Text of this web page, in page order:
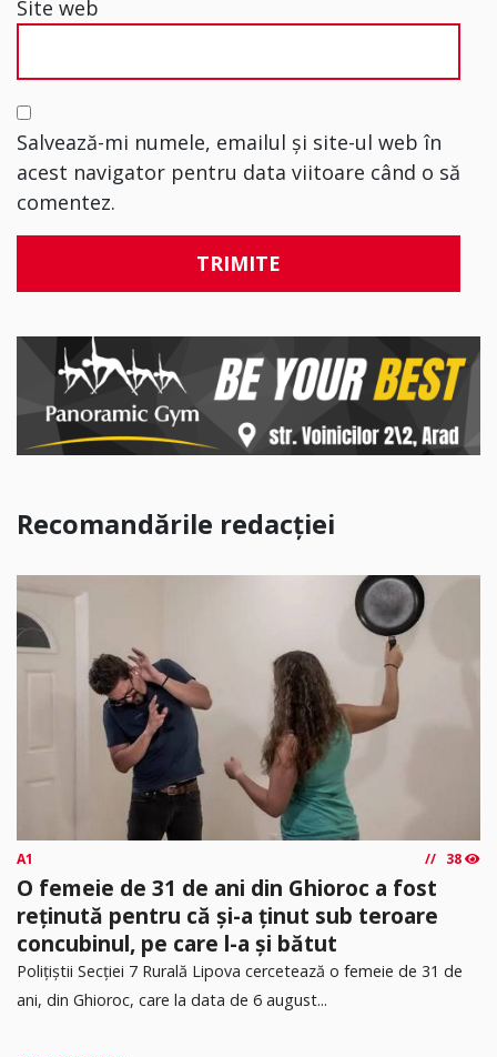
Site web
Salvează-mi numele, emailul și site-ul web în
acest navigator pentru data viitoare când o să
comentez.
Recomandările redacției
A1 38
O femeie de 31 de ani din Ghioroc a fost
reținută pentru că și-a ținut sub teroare
concubinul, pe care l-a și bătut
​Polițiștii Secției 7 Rurală Lipova cercetează o femeie de 31 de
ani, din Ghioroc, care la data de 6 august...